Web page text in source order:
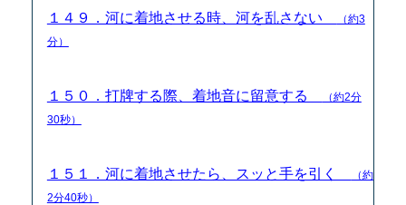
１４９．河に着地させる時、河を乱さない
（約3
分）
１５０．打牌する際、着地音に留意する
（約2分
30秒）
１５１．河に着地させたら、スッと手を引く
（約
2分40秒）